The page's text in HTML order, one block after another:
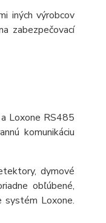
iných výrobcov
zabezpečovací
Loxone RS485
komunikáciu
dymové
obľúbené,
systém Loxone.